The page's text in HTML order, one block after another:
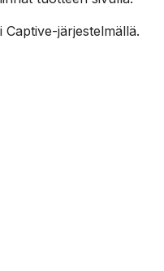
järjestelmällä.